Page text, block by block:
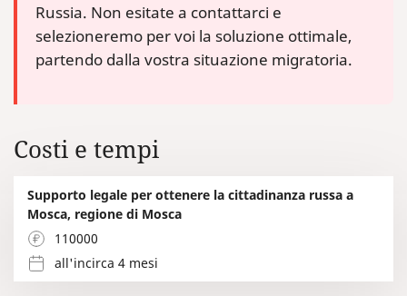
Russia. Non esitate a contattarci e
selezioneremo per voi la soluzione ottimale,
partendo dalla vostra situazione migratoria.
Costi e tempi
Supporto legale per ottenere la cittadinanza russa a
Mosca, regione di Mosca
110000
all'incirca 4 mesi